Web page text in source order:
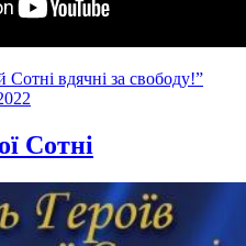
Сотні вдячні за свободу!”
Сотні